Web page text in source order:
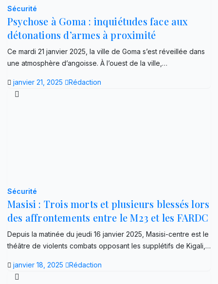
Sécurité
Psychose à Goma : inquiétudes face aux
détonations d’armes à proximité
Ce mardi 21 janvier 2025, la ville de Goma s’est réveillée dans
une atmosphère d’angoisse. À l’ouest de la ville,…
janvier 21, 2025 Rédaction
Sécurité
Masisi : Trois morts et plusieurs blessés lors
des affrontements entre le M23 et les FARDC
Depuis la matinée du jeudi 16 janvier 2025, Masisi-centre est le
théâtre de violents combats opposant les supplétifs de Kigali,…
janvier 18, 2025 Rédaction